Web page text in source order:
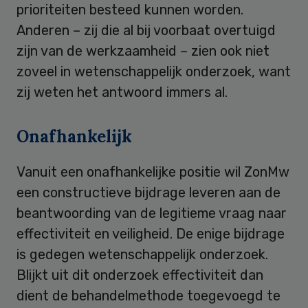
prioriteiten besteed kunnen worden.
Anderen – zij die al bij voorbaat overtuigd
zijn van de werkzaamheid – zien ook niet
zoveel in wetenschappelijk onderzoek, want
zij weten het antwoord immers al.
Onafhankelijk
Vanuit een onafhankelijke positie wil ZonMw
een constructieve bijdrage leveren aan de
beantwoording van de legitieme vraag naar
effectiviteit en veiligheid. De enige bijdrage
is gedegen wetenschappelijk onderzoek.
Blijkt uit dit onderzoek effectiviteit dan
dient de behandelmethode toegevoegd te